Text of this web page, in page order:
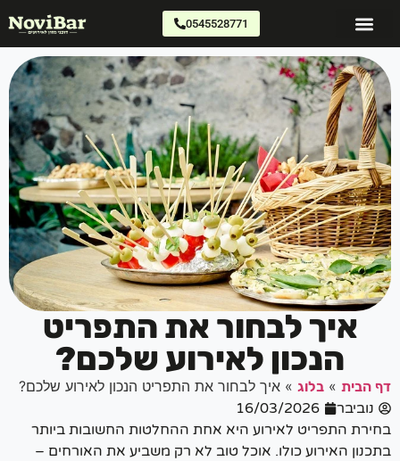
0545528771
איך לבחור את התפריט
הנכון לאירוע שלכם?
הבית»בלוג»איך לבחור את התפריט הנכון לאירוע שלכם?
נוביבר
16/03/2026
התפריט לאירוע היא אחת ההחלטות החשובות ביותר
האירוע כולו.אוכל טוב לא רק משביע את האורחים –